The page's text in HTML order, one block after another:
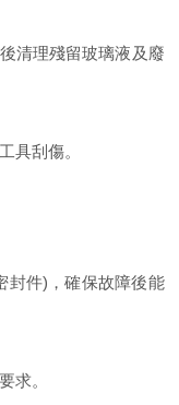
清理殘留玻璃液及廢
刮傷。
件)，確保故障後能
求。